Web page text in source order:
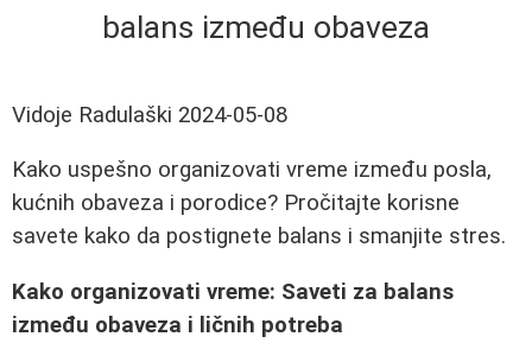
balans između obaveza
Vidoje Radulaški 2024-05-08
Kako uspešno organizovati vreme između posla,
kućnih obaveza i porodice? Pročitajte korisne
savete kako da postignete balans i smanjite stres.
Kako organizovati vreme: Saveti za balans
između obaveza i ličnih potreba